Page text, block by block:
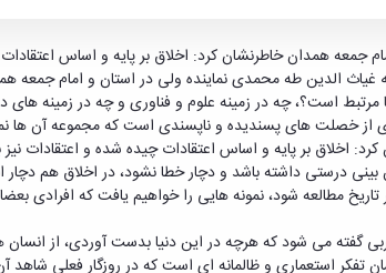
چیده شده است - دانشگاه
جمعه همدان خاطرنشان کرد: اخلاق بر پایه و اساس
غیاث الدین طه محمدی نماینده ولی در استان و امام
است؟، چه در زمینه علوم و فناوری و چه در زمینه های
از خصلت های پسندیده و ناپسندی است که مجموعه آن
اخلاق بر پایه و اساس اعتقادات چیده شده و اعتقادات
درستی داشته باشد و دچار خطا نشود، در اخلاق هم دچار
مطالعه شود، نمونه هایی را خواهیم یافت که افرادی
گفته می شود که هرچه در این دنیا بدست آوردی، از
استعماری و ظالمانه ای است که در روزگار فعلی